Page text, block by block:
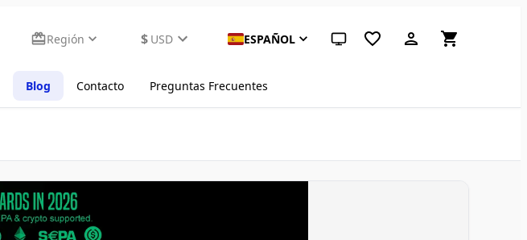
Región $ USD ESPAÑOL Tema del sistema (haz clic para claro)
Blog Contacto Preguntas Frecuentes